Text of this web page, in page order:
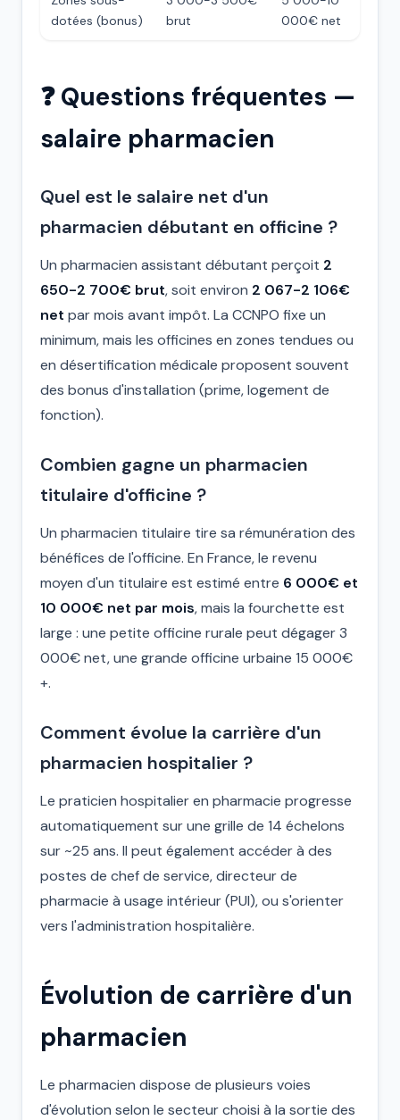
dotées (bonus)
brut
000€ net
❓ Questions fréquentes —
salaire pharmacien
Quel est le salaire net d'un
pharmacien débutant en officine ?
Un pharmacien assistant débutant perçoit 2
650-2 700€ brut, soit environ 2 067-2 106€
net par mois avant impôt. La CCNPO fixe un
minimum, mais les officines en zones tendues ou
en désertification médicale proposent souvent
des bonus d'installation (prime, logement de
fonction).
Combien gagne un pharmacien
titulaire d'officine ?
Un pharmacien titulaire tire sa rémunération des
bénéfices de l'officine. En France, le revenu
moyen d'un titulaire est estimé entre 6 000€ et
10 000€ net par mois, mais la fourchette est
large : une petite officine rurale peut dégager 3
000€ net, une grande officine urbaine 15 000€
+.
Comment évolue la carrière d'un
pharmacien hospitalier ?
Le praticien hospitalier en pharmacie progresse
automatiquement sur une grille de 14 échelons
sur ~25 ans. Il peut également accéder à des
postes de chef de service, directeur de
pharmacie à usage intérieur (PUI), ou s'orienter
vers l'administration hospitalière.
Évolution de carrière d'un
pharmacien
Le pharmacien dispose de plusieurs voies
d'évolution selon le secteur choisi à la sortie des